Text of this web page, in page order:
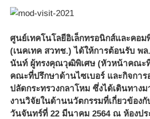
ศูนย์เทคโนโลยีอิเล็กทรอนิกส์และคอม
(เนคเทค สวทช.) ได้ให้การต้อนรับ พ
นันท์ ผู้ทรงคุณวุฒิพิเศษ (หัวหน้าคณะ
คณะที่ปรึกษาด้านไซเบอร์ และกิจกา
ปลัดกระทรวงกลาโหม ซึ่งได้เดินทาง
งานวิจัยในด้านนวัตกรรมที่เกี่ยวข้อง
วันจันทร์ที่ 22 มีนาคม 2564 ณ ห้องปร